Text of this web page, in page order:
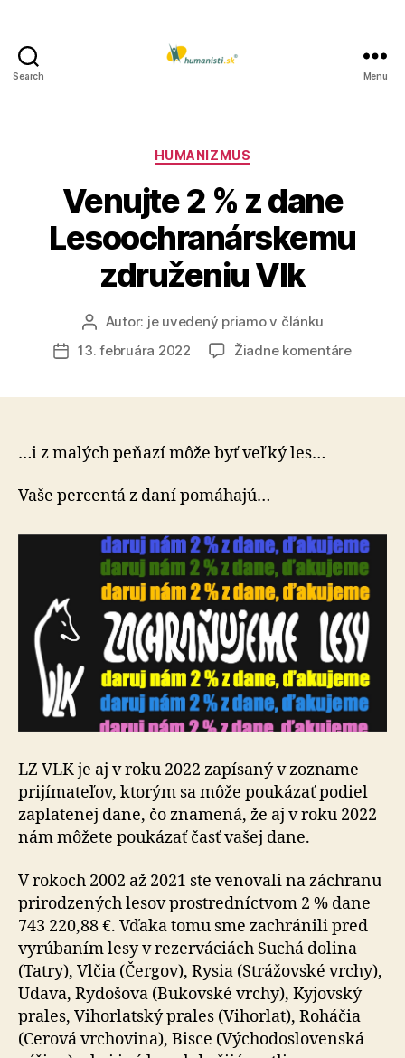
Search Menu
Kategórie
HUMANIZMUS
Venujte 2 % z dane
Lesoochranárskemu
združeniu Vlk
Autor
článku
Autor: je uvedený priamo v článku
Dátum
13. februára 2022 Žiadne komentárena
…i z malých peňazí môže byť veľký les…
Vaše percentá z daní pomáhajú…
LZ VLK je aj v roku 2022 zapísaný v zozname
prijímateľov, ktorým sa môže poukázať podiel
zaplatenej dane, čo znamená, že aj v roku 2022
nám môžete poukázať časť vašej dane.
V rokoch 2002 až 2021 ste venovali na záchranu
prirodzených lesov prostredníctvom 2 % dane
743 220,88 €. Vďaka tomu sme zachránili pred
vyrúbaním lesy v rezerváciách Suchá dolina
(Tatry), Vlčia (Čergov), Rysia (Strážovské vrchy),
Udava, Rydošova (Bukovské vrchy), Kyjovský
prales, Vihorlatský prales (Vihorlat), Roháčia
(Cerová vrchovina), Bisce (Východoslovenská